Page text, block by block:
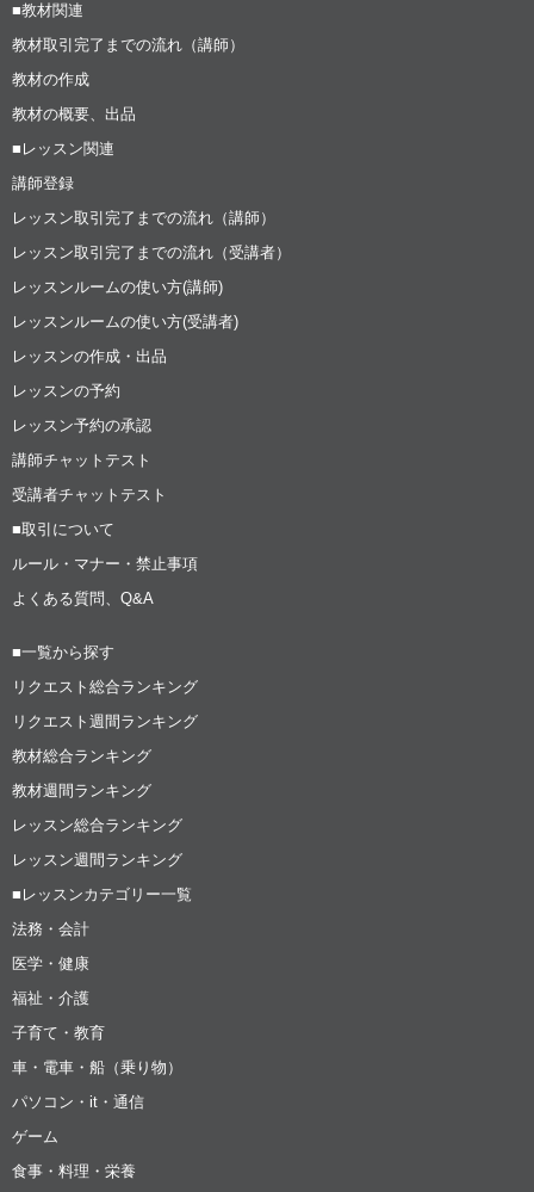
■教材関連
教材取引完了までの流れ（講師）
教材の作成
教材の概要、出品
■レッスン関連
講師登録
レッスン取引完了までの流れ（講師）
レッスン取引完了までの流れ（受講者）
レッスンルームの使い方(講師)
レッスンルームの使い方(受講者)
レッスンの作成・出品
レッスンの予約
レッスン予約の承認
講師チャットテスト
受講者チャットテスト
■取引について
ルール・マナー・禁止事項
よくある質問、Q&A
■一覧から探す
リクエスト総合ランキング
リクエスト週間ランキング
教材総合ランキング
教材週間ランキング
レッスン総合ランキング
レッスン週間ランキング
■レッスンカテゴリー一覧
法務・会計
医学・健康
福祉・介護
子育て・教育
車・電車・船（乗り物）
パソコン・it・通信
ゲーム
食事・料理・栄養